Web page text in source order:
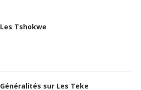
Les Tshokwe
Généralités sur Les Teke